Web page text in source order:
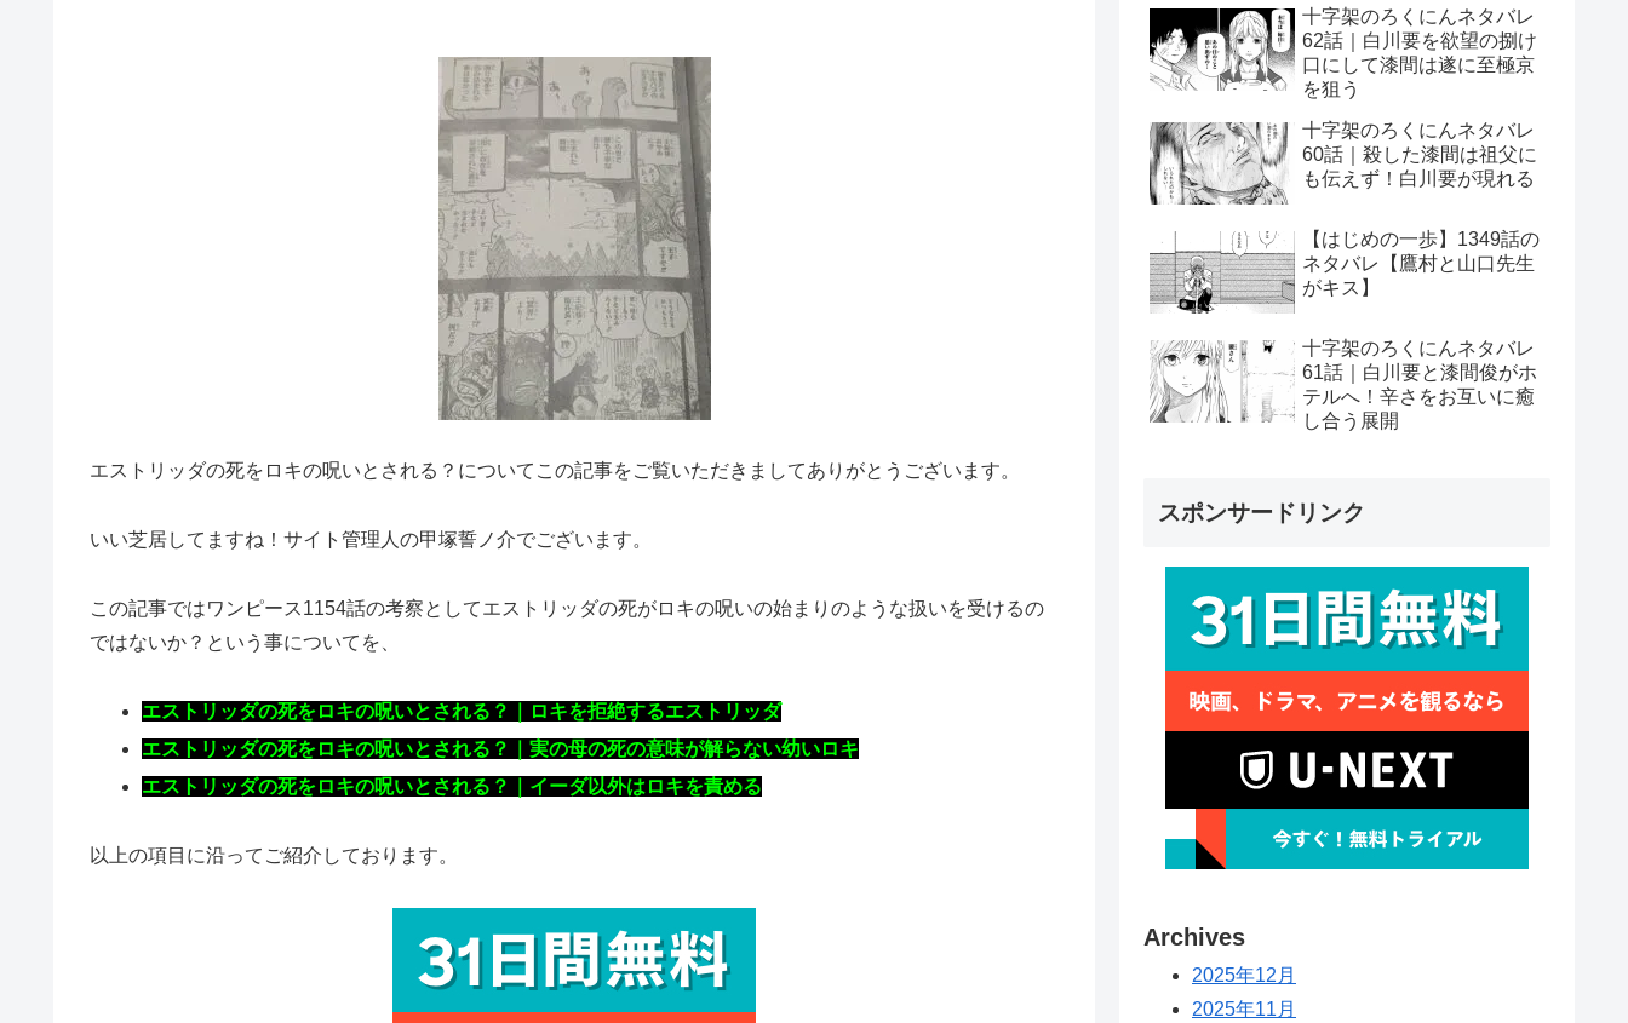
エストリッダの死をロキの呪いとされる？についてこの記事をご覧いただきましてありがとうございます。
いい芝居してますね！サイト管理人の甲塚誓ノ介でございます。
この記事ではワンピース1154話の考察としてエストリッダの死がロキの呪いの始まりのような扱いを受けるの
ではないか？という事についてを、
エストリッダの死をロキの呪いとされる？｜ロキを拒絶するエストリッダ
エストリッダの死をロキの呪いとされる？｜実の母の死の意味が解らない幼いロキ
エストリッダの死をロキの呪いとされる？｜イーダ以外はロキを責める
以上の項目に沿ってご紹介しております。
十字架のろくにんネタバレ
62話｜白川要を欲望の捌け
口にして漆間は遂に至極京
を狙う
十字架のろくにんネタバレ
60話｜殺した漆間は祖父に
も伝えず！白川要が現れる
【はじめの一歩】1349話の
ネタバレ【鷹村と山口先生
がキス】
十字架のろくにんネタバレ
61話｜白川要と漆間俊がホ
テルへ！辛さをお互いに癒
し合う展開
スポンサードリンク
Archives
2025年12月
2025年11月